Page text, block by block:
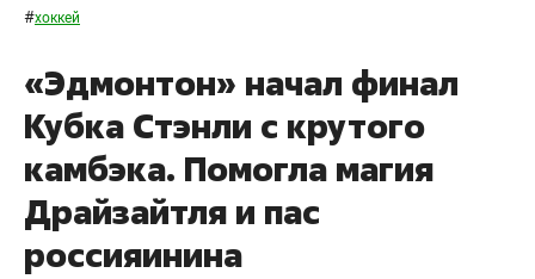
#хоккей
«Эдмонтон» начал финал
Кубка Стэнли с крутого
камбэка. Помогла магия
Драйзайтля и пас
россияинина